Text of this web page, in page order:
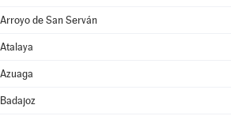
Arroyo de San Serván
Atalaya
Azuaga
Badajoz